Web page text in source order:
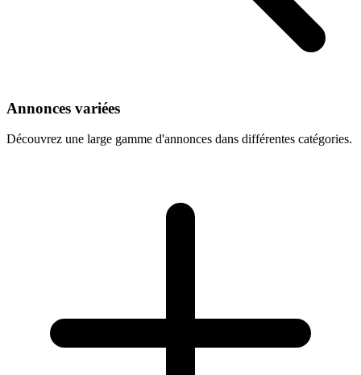
Annonces variées
Découvrez une large gamme d'annonces dans différentes catégories.